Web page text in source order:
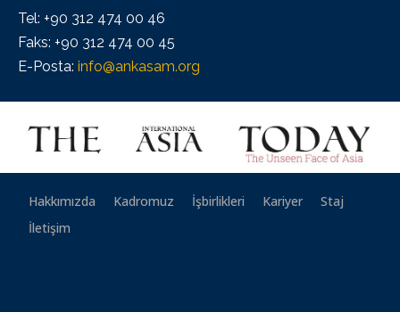
Tel: +90 312 474 00 46
Faks: +90 312 474 00 45
E-Posta: info@ankasam.org
Hakkımızda Kadromuz İşbirlikleri Kariyer
Staj
İletişim